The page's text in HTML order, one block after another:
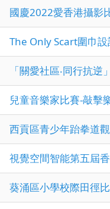
國慶2022愛香港攝影
The Only Scart圍巾
「關愛社區‧同行抗逆
兒童音樂家比賽-敲擊
西貢區青少年跆拳道
視覺空間智能第五屆
葵涌區小學校際田徑